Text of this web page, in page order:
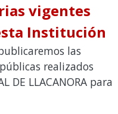
vigentes
Institución
las
realizados
DE LLACANORA para